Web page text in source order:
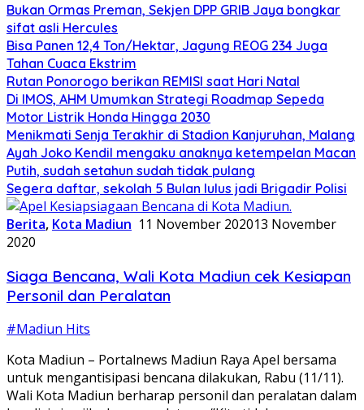
Bukan Ormas Preman, Sekjen DPP GRIB Jaya bongkar
sifat asli Hercules
Bisa Panen 12,4 Ton/Hektar, Jagung REOG 234 Juga
Tahan Cuaca Ekstrim
Rutan Ponorogo berikan REMISI saat Hari Natal
Di IMOS, AHM Umumkan Strategi Roadmap Sepeda
Motor Listrik Honda Hingga 2030
Menikmati Senja Terakhir di Stadion Kanjuruhan, Malang
Ayah Joko Kendil mengaku anaknya ketempelan Macan
Putih, sudah setahun sudah tidak pulang
Segera daftar, sekolah 5 Bulan lulus jadi Brigadir Polisi
Berita, Kota Madiun 11 November 202013 November
2020
Siaga Bencana, Wali Kota Madiun cek Kesiapan
Personil dan Peralatan
#Madiun Hits
Kota Madiun – Portalnews Madiun Raya Apel bersama
untuk mengantisipasi bencana dilakukan, Rabu (11/11).
Wali Kota Madiun berharap personil dan peralatan dalam